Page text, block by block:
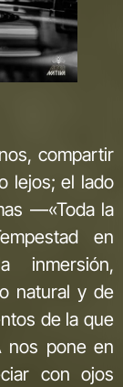
compartir
lejos; el lado
—«Toda la
en
inmersión,
natural y de
de la que
nos pone en
con ojos